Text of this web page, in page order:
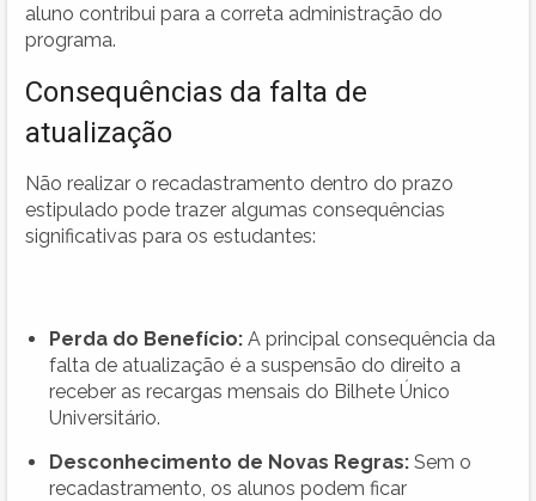
aluno contribui para a correta administração do
programa.
Consequências da falta de
atualização
Não realizar o recadastramento dentro do prazo
estipulado pode trazer algumas consequências
significativas para os estudantes:
Perda do Benefício: A principal consequência da
falta de atualização é a suspensão do direito a
receber as recargas mensais do Bilhete Único
Universitário.
Desconhecimento de Novas Regras: Sem o
recadastramento, os alunos podem ficar